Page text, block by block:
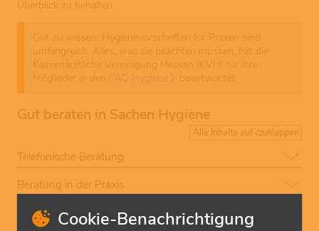
Cookie-Benachrichtigung
Überblick zu behalten.
Gut zu wissen: Hygienevorschriften für Praxen sind
umfangreich. Alles, was sie beachten müssen, hat die
Kassenärztliche Vereinigung Hessen (KVH) für ihre
Mitglieder in den
FAQ Hygiene beantwortet.
Gut beraten in Sachen Hygiene
Alle Inhalte auf-/zuklappen
Telefonische Beratung
Beratung in der Praxis
Fortbildung & Seminare